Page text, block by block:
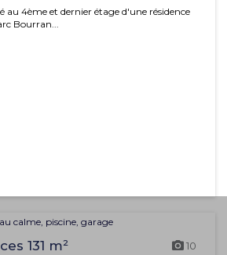
au 4ème et dernier étage d'une résidence
Bourran...
131 m² 10